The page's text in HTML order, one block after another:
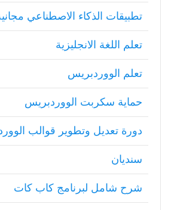
تطبيقات الذكاء الاصطناعي
تعلم اللغة الانجليزية
تعلم الووردبريس
حماية سكربت الووردبريس
دورة تعديل وتطوير قوالب
سنديان
شرح شامل لبرنامج كاب كات